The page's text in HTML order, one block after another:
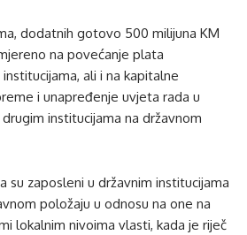
dodatnih gotovo 500 milijuna KM
na povećanje plata
ali i na kapitalne
i unapređenje uvjeta rada u
institucijama na državnom
su zaposleni u državnim institucijama
položaju u odnosu na one na
lokalnim nivoima vlasti, kada je riječ